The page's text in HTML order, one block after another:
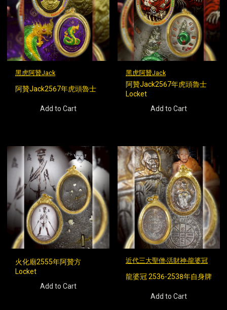
黑虎阿贊Jack
阿贊Jack2567年虎頭魯士
Add to Cart
黑虎阿贊Jack
阿贊Jack2567年虎頭魯士
Locket
Add to Cart
火化廟2555年阿贊方
Locket
Add to Cart
近代三大聖僧-活財神-龍婆冠
龍婆冠 2536-2538年自身牌
Add to Cart